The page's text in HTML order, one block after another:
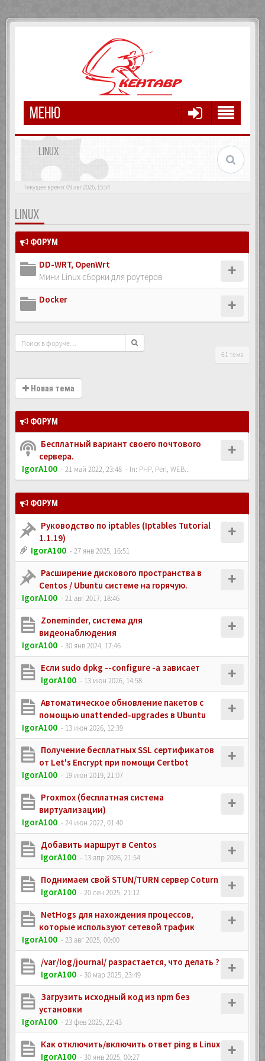
МЕНЮ
LINUX
Текущее время: 09 авг 2026, 15:54
LINUX
ФОРУМ
DD-WRT, OpenWrt
Мини Linux сборки для роутеров
Docker
61 тема
Новая тема
ФОРУМ
Бесплатный вариант своего почтового
сервера.
IgorA100 - 21 май 2022, 23:48 - In: PHP, Perl, WEB...
ФОРУМ
Руководство по iptables (Iptables Tutorial
1.1.19)
IgorA100 - 27 янв 2025, 16:51
Расширение дискового пространства в
Centos / Ubuntu системе на горячую.
IgorA100 - 21 авг 2017, 18:46
Zoneminder, система для
видеонаблюдения
IgorA100 - 30 янв 2024, 17:46
Если sudo dpkg --configure -a зависает
IgorA100 - 13 июн 2026, 14:58
Автоматическое обновление пакетов с
помощью unattended-upgrades в Ubuntu
IgorA100 - 13 июн 2026, 12:39
Получение бесплатных SSL сертификатов
от Let's Encrypt при помощи Certbot
IgorA100 - 19 июн 2019, 21:07
Proxmox (бесплатная система
виртуализации)
IgorA100 - 24 июн 2022, 01:40
Добавить маршрут в Centos
IgorA100 - 13 апр 2026, 21:54
Поднимаем свой STUN/TURN сервер Coturn
IgorA100 - 20 сен 2025, 21:12
NetHogs для нахождения процессов,
которые используют сетевой трафик
IgorA100 - 23 авг 2025, 00:00
/var/log/journal/ разрастается, что делать ?
IgorA100 - 30 мар 2025, 23:49
Загрузить исходный код из npm без
установки
IgorA100 - 23 фев 2025, 22:43
Как отключить/включить ответ ping в Linux
IgorA100 - 30 янв 2025, 00:27